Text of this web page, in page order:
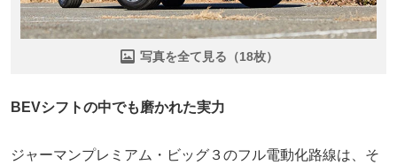
写真を全て見る（18枚）
BEVシフトの中でも磨かれた実力
ジャーマンプレミアム・ビッグ３のフル電動化路線は、そ